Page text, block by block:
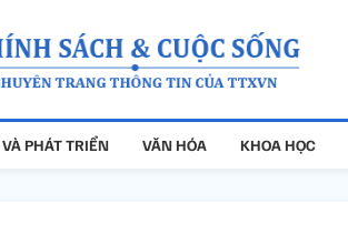
PHÁT TRIỂN VĂN HÓA KHOA HỌC